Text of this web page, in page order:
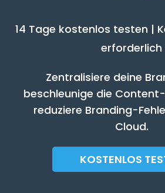
14 Tage kostenlos testen |
erforderlich
Zentralisiere deine
beschleunige die
reduziere Branding-
Cloud.
KOSTENLOS